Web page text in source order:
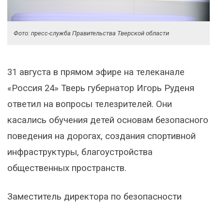
Фото: пресс-служба Правительства Тверской области
31 августа в прямом эфире на телеканале
«Россия 24» Тверь губернатор Игорь Руденя
ответил на вопросы телезрителей. Они
касались обучения детей основам безопасного
поведения на дорогах, создания спортивной
инфраструктуры, благоустройства
общественных пространств.
Заместитель директора по безопасности